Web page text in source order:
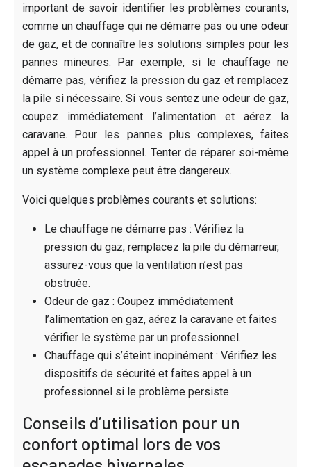
important de savoir identifier les problèmes courants,
comme un chauffage qui ne démarre pas ou une odeur
de gaz, et de connaître les solutions simples pour les
pannes mineures. Par exemple, si le chauffage ne
démarre pas, vérifiez la pression du gaz et remplacez
la pile si nécessaire. Si vous sentez une odeur de gaz,
coupez immédiatement l’alimentation et aérez la
caravane. Pour les pannes plus complexes, faites
appel à un professionnel. Tenter de réparer soi-même
un système complexe peut être dangereux.
Voici quelques problèmes courants et solutions:
Le chauffage ne démarre pas : Vérifiez la
pression du gaz, remplacez la pile du démarreur,
assurez-vous que la ventilation n’est pas
obstruée.
Odeur de gaz : Coupez immédiatement
l’alimentation en gaz, aérez la caravane et faites
vérifier le système par un professionnel.
Chauffage qui s’éteint inopinément : Vérifiez les
dispositifs de sécurité et faites appel à un
professionnel si le problème persiste.
Conseils d’utilisation pour un
confort optimal lors de vos